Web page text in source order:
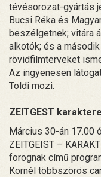
tévésorozat-gyártás
Bucsi Réka és
beszélgetnek; vitára
alkotók; és a
rövidfilmterveket
Az ingyenesen
Toldi mozi.
ZEITGEST
Március 30-án 17.00
ZEITGEIST –
forognak című
Kornél többszörös